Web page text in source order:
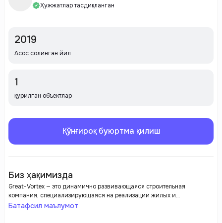
Ҳужжатлар тасдиқланган
2019
Асос солинган йил
1
қурилган объектлар
Қўнғироқ буюртма қилиш
Биз ҳақимизда
Great-Vortex — это динамично развивающаяся строительная
компания, специализирующаяся на реализации жилых и
коммерческих проектов. Компания ориентируется на высокое
Батафсил маълумот